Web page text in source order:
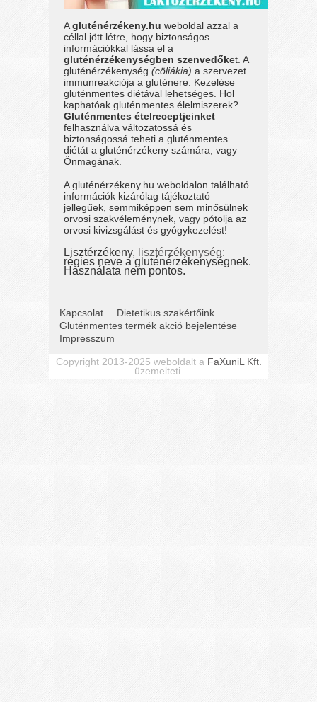
Agluténérzékeny.hu weboldal azzal a
céllal jött létre, hogy biztonságos
információkkal lássa el a
gluténérzékenységben szenvedőket. A
gluténérzékenység(cöliákia) a szervezet
immunreakciója a gluténere. Kezelése
gluténmentes diétával lehetséges. Hol
kaphatóak gluténmentes élelmiszerek?
Gluténmentes ételreceptjeinket
felhasználva változatossá és
biztonságossá teheti a gluténmentes
diétát a gluténérzékeny számára, vagy
Önmagának.
A gluténérzékeny.hu weboldalon található
információk kizárólag tájékoztató
jellegűek, semmiképpen sem minősülnek
orvosi szakvéleménynek, vagy pótolja az
orvosi kivizsgálást és gyógykezelést!
Lisztérzékeny, lisztérzékenység:
régies neve a gluténérzékenységnek.
Használata nem pontos.
Kapcsolat
Dietetikus szakértőink
Gluténmentes termék akció bejelentése
Impresszum
Copyright 2013-2025 weboldalt a FaXuniL Kft.
üzemelteti.